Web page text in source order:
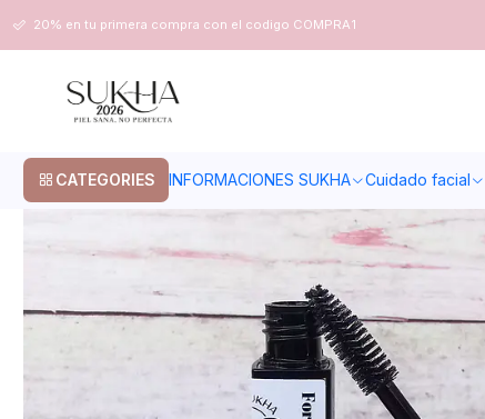
CATEGORIES INFORMACIONES SUKHA Cuidado facial
20% en tu primera compra con el codigo COMPRA1
Home Cuidado facial Pestañas Fortalecedor de pestañas y cejas